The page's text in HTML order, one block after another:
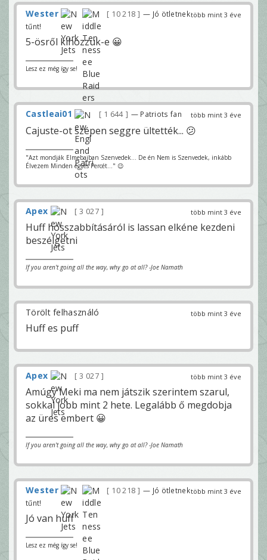
több mint 3 éve
Wester 10 218
— Jó ötletnek
tűnt!
5-ösről kihozzuk-e 😀
Lesz ez még így se!
több mint 3 éve
Castleai01 1 644 — Patriots fan
Cajuste-ot szépen seggre ültették... 😕
"Azt mondják Elmebajban Szenvedek... De én Nem is Szenvedek, inkább
Élvezem Minden egyes Percét..." 😉
több mint 3 éve
Apex 3 027
Huff hosszabbításáról is lassan elkéne kezdeni
beszélgetni
If you aren't going all the way, why go at all? -Joe Namath
több mint 3 éve
Törölt felhasználó
Huff es puff
több mint 3 éve
Apex 3 027
Amúgy Meki ma nem játszik szerintem szarul,
sokkal jobb mint 2 hete. Legalább ő megdobja
az üres embert 😀
If you aren't going all the way, why go at all? -Joe Namath
több mint 3 éve
Wester 10 218
— Jó ötletnek
tűnt!
Jó van huff
Lesz ez még így se!